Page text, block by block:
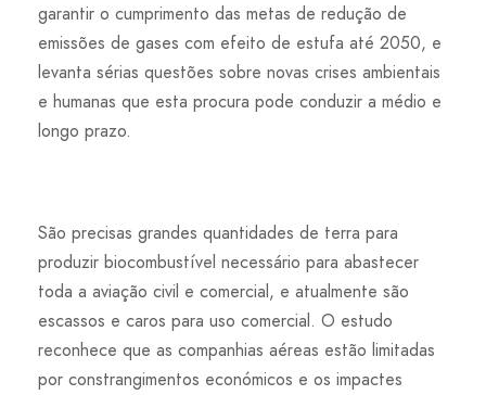
garantir o cumprimento das metas de redução de
emissões de gases com efeito de estufa até 2050, e
levanta sérias questões sobre novas crises ambientais
e humanas que esta procura pode conduzir a médio e
longo prazo.
São precisas grandes quantidades de terra para
produzir biocombustível necessário para abastecer
toda a aviação civil e comercial, e atualmente são
escassos e caros para uso comercial. O estudo
reconhece que as companhias aéreas estão limitadas
por constrangimentos económicos e os impactes